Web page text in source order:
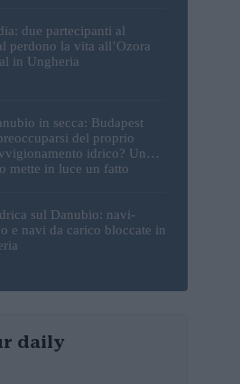
due partecipanti al
perdono la vita all’Ozora
in Ungheria
in secca: Budapest
del proprio
idrico? Un
mette in luce un fatto
sul Danubio: navi-
e navi da carico bloccate in
daily